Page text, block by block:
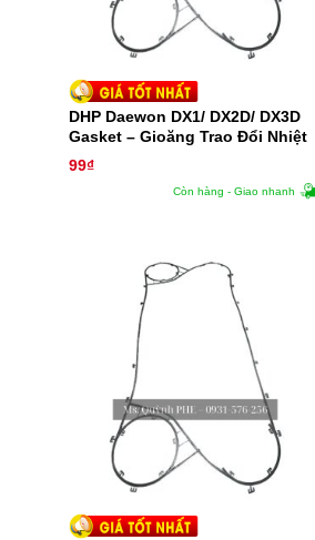
DHP Daewon DX1/ DX2D/ DX3D
Gasket – Gioăng Trao Đổi Nhiệt
99₫
Còn hàng - Giao nhanh